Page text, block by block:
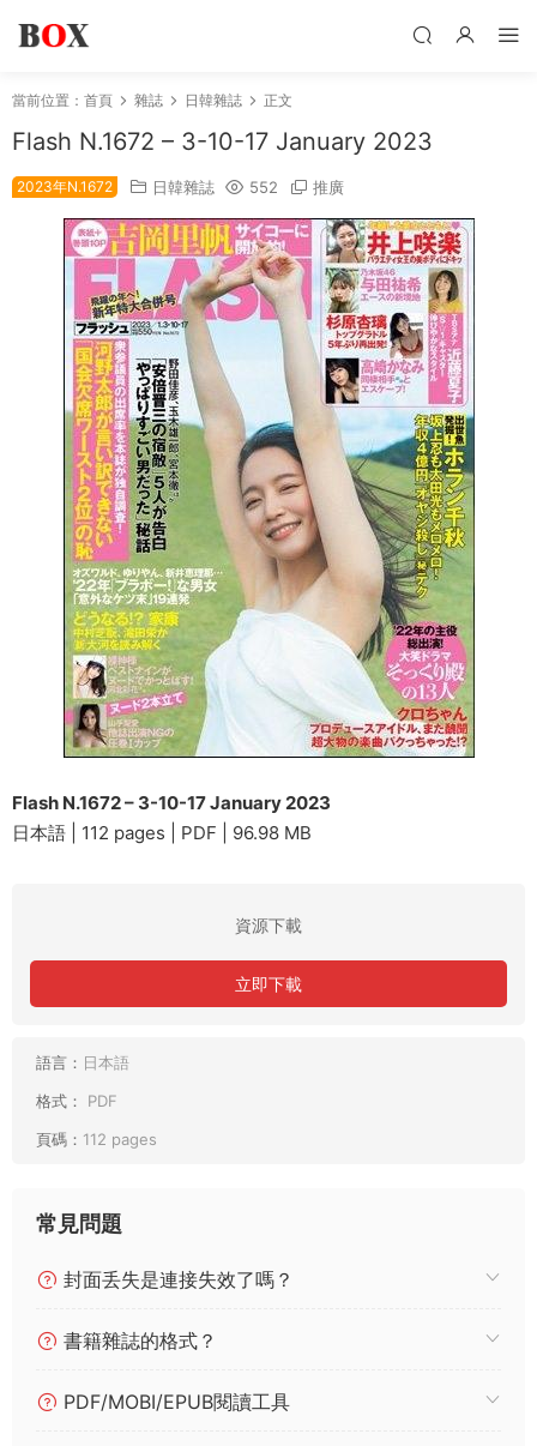
當前位置： 首頁 雜誌 日韓雜誌 正文
Flash N.1672 – 3-10-17 January 2023
2023年N.1672 日韓雜誌 552 推廣
Flash N.1672 – 3-10-17 January 2023
日本語 | 112 pages | PDF | 96.98 MB
資源下載
立即下載
語言： 日本語
格式：
PDF
頁碼： 112 pages
常見問題
封面丢失是連接失效了嗎？
書籍雜誌的格式？
PDF/MOBI/EPUB閱讀工具